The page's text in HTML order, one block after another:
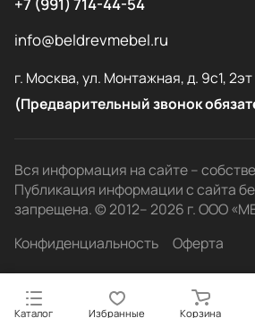
info@beldrevmebel.ru
г. Москва, ул. Монтажная, д. 9с1, 2эт
(Предварительный звонок
Вся информация на сайте –
Публикация информации с сайта
запрещена. © 2012– 2026 г. ООО
Конфиденциальность
Оферта
Каталог Избранные Корзина